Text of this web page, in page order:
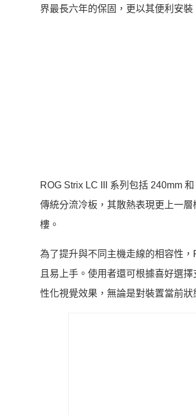
界最長六年的保固，更以其便利安
ROG Strix LC III 系列包括 240mm
傳統分流冷板，其散熱表現更上一
樓。
為了提升與不同主機走線的相容性
且易上手。使用者還可根據喜好選
性化視覺效果，無論是對裝置當前